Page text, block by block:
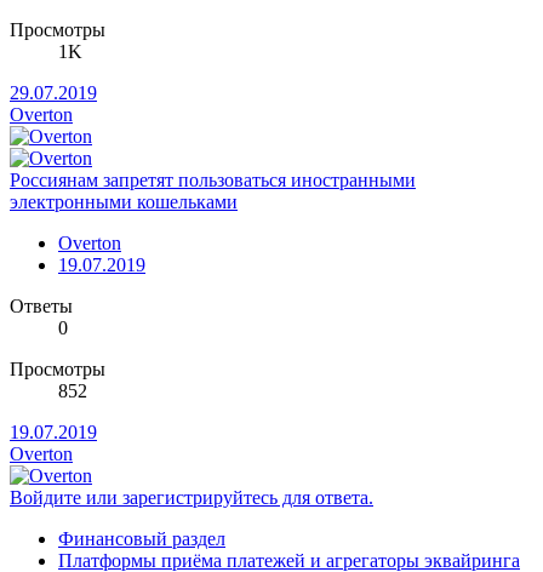
Просмотры
1K
29.07.2019
Overton
Россиянам запретят пользоваться иностранными
электронными кошельками
Overton
19.07.2019
Ответы
0
Просмотры
852
19.07.2019
Overton
Войдите или зарегистрируйтесь для ответа.
Финансовый раздел
Платформы приёма платежей и агрегаторы эквайринга